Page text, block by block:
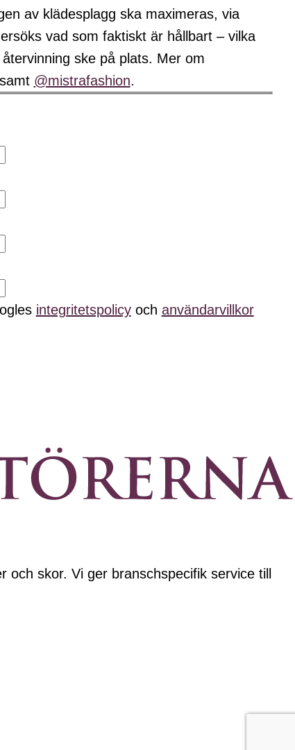
av klädesplagg ska maximeras, via
vad som faktiskt är hållbart – vilka
ske på plats. Mer om
samt @mistrafashion.
integritetspolicyoch användarvillkor
skor. Vi ger branschspecifik service till